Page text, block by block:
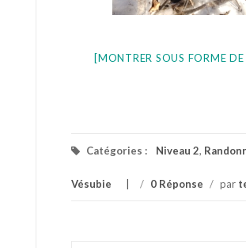
[MONTRER SOUS FORME
Catégories : Niveau 2,
Vésubie / 0 Réponse / par